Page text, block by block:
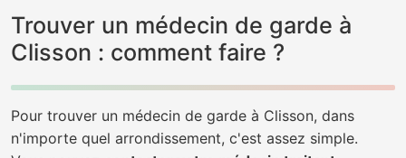
Trouver un médecin de garde à
Clisson : comment faire ?
Pour trouver un médecin de garde à Clisson, dans
n'importe quel arrondissement, c'est assez simple.